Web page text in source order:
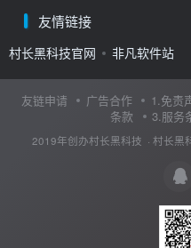
友情链接
村长黑科技官网 非凡软件站
友链申请 广告合作 1.免责
条款
3.服务
2019年创办村长黑科技 · 村长黑